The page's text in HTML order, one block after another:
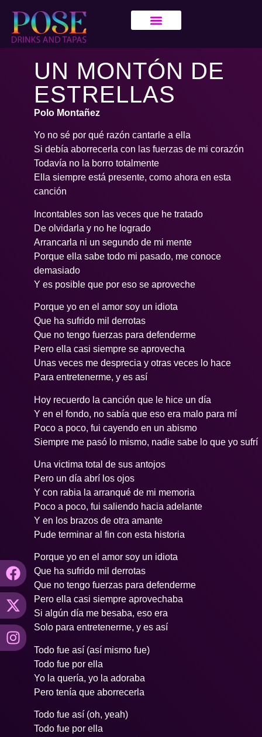
UN MONTÓN DE
ESTRELLAS
Polo Montañez
Yo no sé por qué razón cantarle a ella
Si debía aborrecerla con las fuerzas de mi corazón
Todavía no la borro totalmente
Ella siempre está presente, como ahora en esta
canción
Incontables son las veces que he tratado
De olvidarla y no he logrado
Arrancarla ni un segundo de mi mente
Porque ella sabe todo mi pasado, me conoce
demasiado
Y es posible que por eso se aproveche
Porque yo en el amor soy un idiota
Que ha sufrido mil derrotas
Que no tengo fuerzas para defenderme
Pero ella casi siempre se aprovecha
Unas veces me desprecia y otras veces lo hace
Para entretenerme, y es así
Hoy recuerdo la canción que le hice un día
Y en el fondo, no sabía que eso era malo para mí
Poco a poco, fui cayendo en un abismo
Siempre me pasó lo mismo, nadie sabe lo que yo sufrí
Una victima total de sus antojos
Pero un día abrí los ojos
Y con rabia la arranqué de mi memoria
Poco a poco, fui saliendo hacia adelante
Y en los brazos de otra amante
Pude terminar al fin con esta historia
Porque yo en el amor soy un idiota
Que ha sufrido mil derrotas
Que no tengo fuerzas para defenderme
Pero ella casi siempre aprovechaba
Si algún día me besaba, eso era
Solo para entretenerme, y es así
Todo fue así (así mismo fue)
Todo fue por ella
Yo la quería, yo la adoraba
Pero tenía que aborrecerla
Todo fue así (oh, yeah)
Todo fue por ella